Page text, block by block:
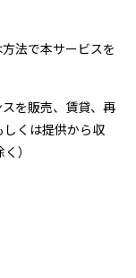
法で本サービスを
スを販売、賃貸、再
くは提供から収
）